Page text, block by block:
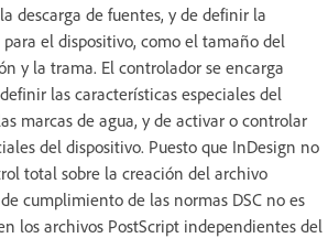
descarga de fuentes, y de definir la
el dispositivo, como el tamaño del
y la trama. El controlador se encarga
las características especiales del
marcas de agua, y de activar o controlar
del dispositivo. Puesto que InDesign no
total sobre la creación del archivo
cumplimiento de las normas DSC no es
los archivos PostScript independientes del